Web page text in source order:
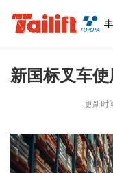
新国标叉车
更新时